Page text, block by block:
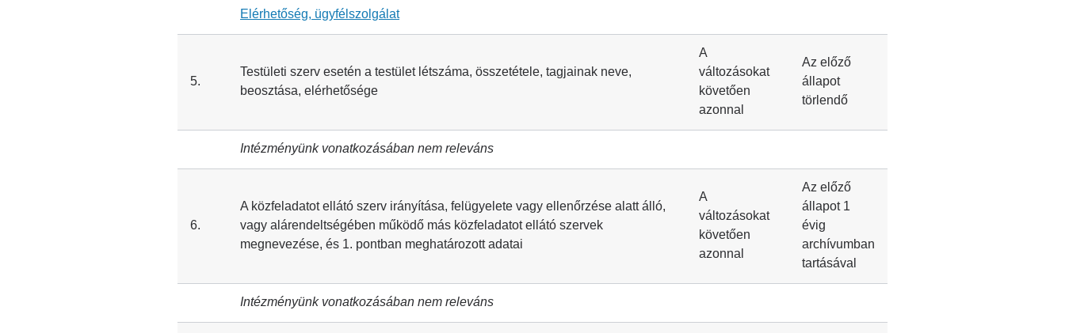
Elérhetőség, ügyfélszolgálat
5.
Testületi szerv esetén a testület létszáma, összetétele, tagjainak neve,
beosztása, elérhetősége
A
változásokat
követően
azonnal
Az előző
állapot
törlendő
Intézményünk vonatkozásában nem releváns
6.
A közfeladatot ellátó szerv irányítása, felügyelete vagy ellenőrzése alatt álló,
vagy alárendeltségében működő más közfeladatot ellátó szervek
megnevezése, és 1. pontban meghatározott adatai
A
változásokat
követően
azonnal
Az előző
állapot 1
évig
archívumban
tartásával
Intézményünk vonatkozásában nem releváns